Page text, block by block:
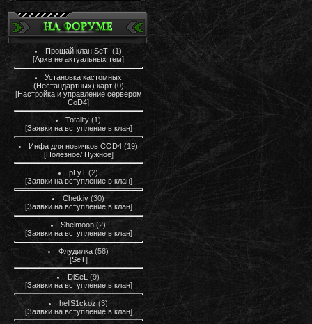
Прощай клан SeT| (1)
[Архв не актуальных тем]
Установка кастомных
(Нестандартных) карт (0)
[Настройка и управление сервером
CoD4]
Totality (1)
[Заявки на вступление в клан]
Инфа для новичков COD4 (19)
[Полезное/ Нужное]
pLyT (2)
[Заявки на вступление в клан]
Chetkiy (30)
[Заявки на вступление в клан]
Shelmoon (2)
[Заявки на вступление в клан]
Флудилка (58)
[SeT]
DiSeL
(9)
[Заявки на вступление в клан]
hellS1ckoz (3)
[Заявки на вступление в клан]